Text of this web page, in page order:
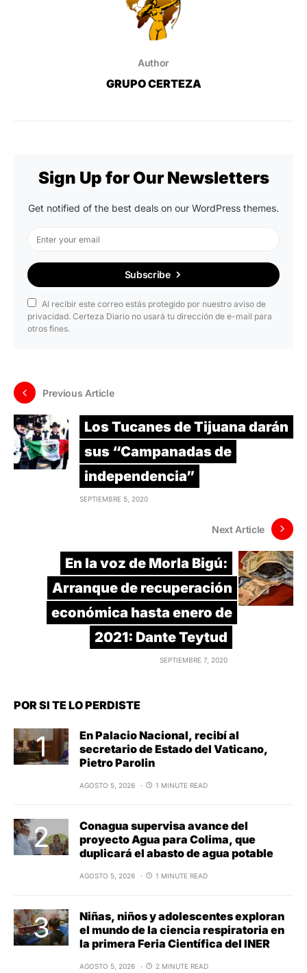
Author
GRUPO CERTEZA
Sign Up for Our Newsletters
Get notified of the best deals on our WordPress themes.
Subscribe
Al recibir este correo estás protegido por nuestro aviso de
privacidad. Certeza Diario no usará tu dirección de e-mail para
otros fines.
Previous Article
Los Tucanes de Tijuana darán
sus “Campanadas de
independencia”
SEPTIEMBRE 5, 2020
Next Article
En la voz de Morla Bigú:
Arranque de recuperación
económica hasta enero de
2021: Dante Teytud
SEPTIEMBRE 7, 2020
POR SI TE LO PERDISTE
En Palacio Nacional, recibí al
secretario de Estado del Vaticano,
Pietro Parolin
AGOSTO 5, 2026 1 MINUTE READ
Conagua supervisa avance del
proyecto Agua para Colima, que
duplicará el abasto de agua potable
AGOSTO 5, 2026 1 MINUTE READ
Niñas, niños y adolescentes exploran
el mundo de la ciencia respiratoria en
la primera Feria Científica del INER
AGOSTO 5, 2026 2 MINUTE READ